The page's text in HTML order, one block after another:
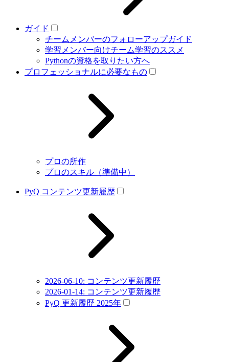
ガイド
チームメンバーのフォローアップガイド
学習メンバー向けチーム学習のススメ
Pythonの資格を取りたい方へ
プロフェッショナルに必要なもの
プロの所作
プロのスキル（準備中）
PyQ コンテンツ更新履歴
2026-06-10: コンテンツ更新履歴
2026-01-14: コンテンツ更新履歴
PyQ 更新履歴 2025年